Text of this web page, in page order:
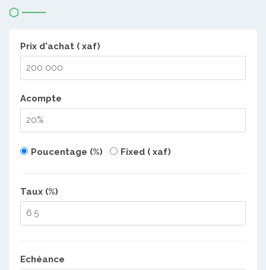
Prix d'achat ( xaf)
Acompte
Poucentage (%) Fixed ( xaf)
Taux (%)
Echéance